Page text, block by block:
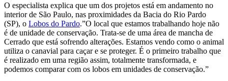
O especialista explica que um dos projetos está em andamento no
interior de São Paulo, nas proximidades da Bacia do Rio Pardo
(SP), o Lobos do Pardo.”O local que estamos trabalhando hoje não
é de unidade de conservação. Trata-se de uma área de mancha de
Cerrado que está sofrendo alterações. Estamos vendo como o animal
utiliza o canavial para caçar e se proteger. É o primeiro trabalho que
é realizado em uma região assim, totalmente transformada, e
podemos comparar com os lobos em unidades de conservação.”